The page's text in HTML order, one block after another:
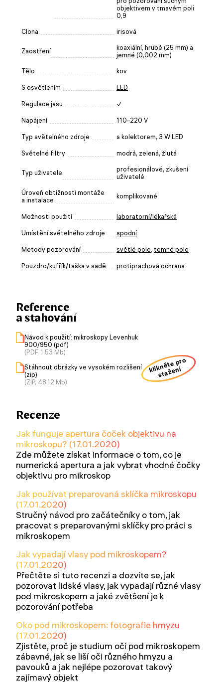
objektivem v tmavém poli
0,9
Clona irisová
Zaostření
koaxiální, hrubé (25 mm) a
jemné (0,002 mm)
Tělo kov
S osvětlením LED
Regulace jasu ✓
Napájení 110–220 V
Typ světelného zdroje s kolektorem, 3 W LED
Světelné filtry modrá, zelená, žlutá
Typ uživatele
profesionálové, zkušení
uživatelé
Úroveň obtížnosti montáže
a instalace
komplikované
Možnosti použití laboratorní/lékařská
Umístění světelného zdroje spodní
Metody pozorování světlé pole, temné pole
Pouzdro/kufřík/taška v sadě protiprachová ochrana
Reference
a stahování
Návod k použití: mikroskopy Levenhuk
900/950 (pdf)
(PDF, 1.53 Mb)
Stáhnout obrázky ve vysokém rozlišení
(zip)
(ZIP, 48.12 Mb)
klikněte pro
stažení
Recenze
Jak funguje apertura čoček objektivu na
mikroskopu? (17.01.2020)
Zde můžete získat informace o tom, co je
numerická apertura a jak vybrat vhodné čočky
objektivu pro mikroskop
Jak používat preparovaná sklíčka mikroskopu
(17.01.2020)
Stručný návod pro začátečníky o tom, jak
pracovat s preparovanými sklíčky pro práci s
mikroskopem
Jak vypadají vlasy pod mikroskopem?
(17.01.2020)
Přečtěte si tuto recenzi a dozvíte se, jak
pozorovat lidské vlasy, jak vypadají různé vlasy
pod mikroskopem a jaké zvětšení je k
pozorování potřeba
Oko pod mikroskopem: fotografie hmyzu
(17.01.2020)
Zjistěte, proč je studium očí pod mikroskopem
zábavné, jak se liší oči různého hmyzu a
pavouků a jak nejlépe pozorovat takový
zajímavý objekt